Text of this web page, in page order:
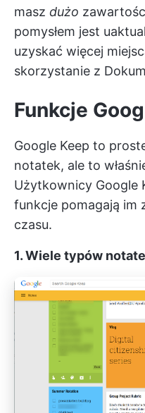
masz dużo
pomysłem jest
uzyskać więcej
skorzystanie z
Funkcje
Google Keep to
notatek, ale to
Użytkownicy Google
funkcje pomagają im
czasu.
1. Wiele typów